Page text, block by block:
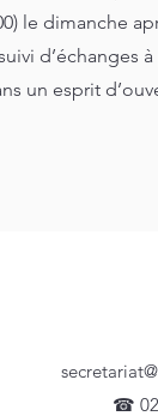
le dimanche
d’échanges
un esprit
☎ 02